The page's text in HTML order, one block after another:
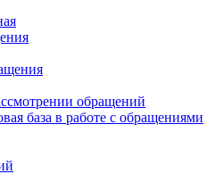
обращений
база в работе с обращениями